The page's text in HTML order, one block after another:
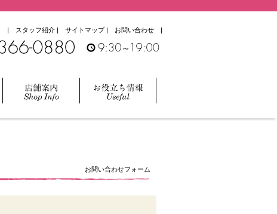
| スタッフ紹介 | サイトマップ | お問い合わせ |
お問い合わせフォーム